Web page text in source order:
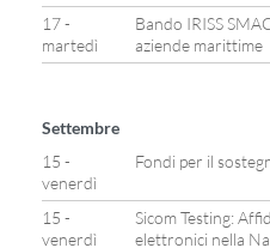
17 -
martedì
Bando IRISS
aziende marittime
Settembre
15 -
venerdì
Fondi per il
15 -
venerdì
Sicom Testing:
elettronici nella